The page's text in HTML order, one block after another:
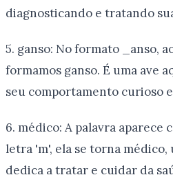
diagnosticando e tratando
5. ganso: No formato _anso,
formamos ganso. É uma ave
seu comportamento curioso
6. médico: A palavra aparece
letra 'm', ela se torna médico,
dedica a tratar e cuidar da